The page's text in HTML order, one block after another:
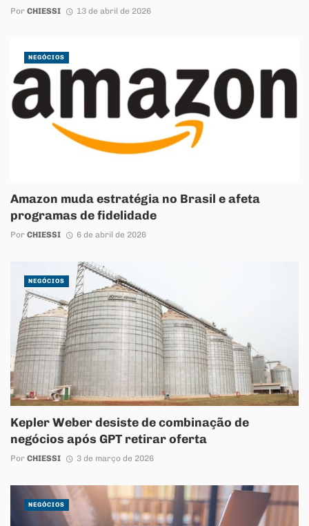
Por CHIESSI 13 de abril de 2026
Amazon muda estratégia no Brasil e afeta
programas de fidelidade
Por CHIESSI 6 de abril de 2026
NEGÓCIOS
Kepler Weber desiste de combinação de
negócios após GPT retirar oferta
Por CHIESSI 3 de março de 2026
NEGÓCIOS
NEGÓCIOS